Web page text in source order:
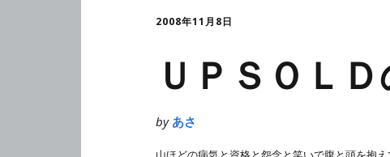
2008年11月8日
ＵＰＳＯＬ
by あさ